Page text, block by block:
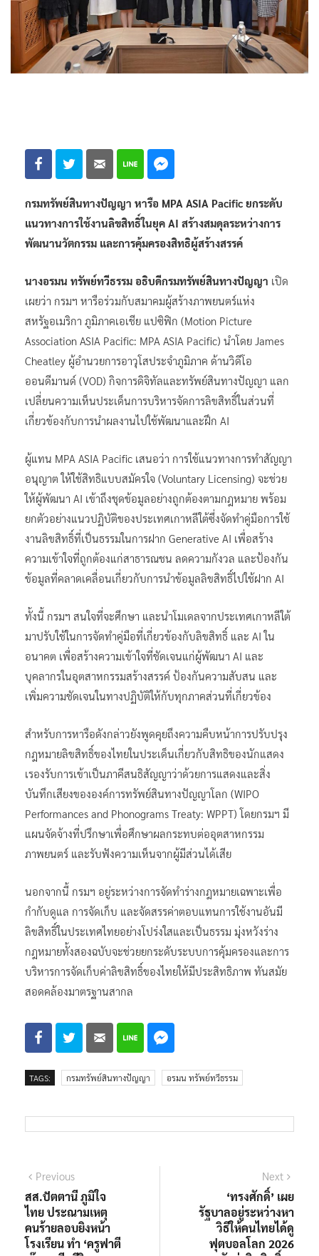
กรมทรัพย์สินทางปัญญา หารือ MPA ASIA Pacific ยกระดับ
แนวทางการใช้งานลิขสิทธิ์ในยุค AI สร้างสมดุลระหว่างการ
พัฒนานวัตกรรม และการคุ้มครองสิทธิผู้สร้างสรรค์
นางอรมน ทรัพย์ทวีธรรม อธิบดีกรมทรัพย์สินทางปัญญา เปิด
เผยว่า กรมฯ หารือร่วมกับสมาคมผู้สร้างภาพยนตร์แห่ง
สหรัฐอเมริกา ภูมิภาคเอเชีย แปซิฟิก (Motion Picture
Association ASIA Pacific: MPA ASIA Pacific) นําโดย James
Cheatley ผู้อํานวยการอาวุโสประจําภูมิภาค ด้านวิดีโอ
ออนดีมานด์ (VOD) กิจการดิจิทัลและทรัพย์สินทางปัญญา แลก
เปลี่ยนความเห็นประเด็นการบริหารจัดการลิขสิทธิ์ในส่วนที่
เกี่ยวข้องกับการนําผลงานไปใช้พัฒนาและฝึก AI
ผู้แทน MPA ASIA Pacific เสนอว่า การใช้แนวทางการทำสัญญา
อนุญาต ให้ใช้สิทธิแบบสมัครใจ (Voluntary Licensing) จะช่วย
ให้ผู้พัฒนา AI เข้าถึงชุดข้อมูลอย่างถูกต้องตามกฎหมาย พร้อม
ยกตัวอย่างแนวปฏิบัติของประเทศเกาหลีใต้ซึ่งจัดทำคู่มือการใช้
งานลิขสิทธิ์ที่เป็นธรรมในการฝาก Generative AI เพื่อสร้าง
ความเข้าใจที่ถูกต้องแก่สาธารณชน ลดความกังวล และป้องกัน
ข้อมูลที่คลาดเคลื่อนเกี่ยวกับการนําข้อมูลลิขสิทธิ์ไปใช้ฝาก AI
ทั้งนี้ กรมฯ สนใจที่จะศึกษา และนําโมเดลจากประเทศเกาหลีใต้
มาปรับใช้ในการจัดทำคู่มือที่เกี่ยวข้องกับลิขสิทธิ์ และ AI ใน
อนาคต เพื่อสร้างความเข้าใจที่ชัดเจนแก่ผู้พัฒนา AI และ
บุคลากรในอุตสาหกรรมสร้างสรรค์ ป้องกันความสับสน และ
เพิ่มความชัดเจนในทางปฏิบัติให้กับทุกภาคส่วนที่เกี่ยวข้อง
สำหรับการหารือดังกล่าวยังพูดคุยถึงความคืบหน้าการปรับปรุง
กฎหมายลิขสิทธิ์ของไทยในประเด็นเกี่ยวกับสิทธิของนักแสดง
เรองรับการเข้าเป็นภาคีสนธิสัญญาว่าด้วยการแสดงและสิ่ง
บันทึกเสียงขององค์การทรัพย์สินทางปัญญาโลก (WIPO
Performances and Phonograms Treaty: WPPT) โดยกรมฯ มี
แผนจัดจ้างที่ปรึกษาเพื่อศึกษาผลกระทบต่ออุตสาหกรรม
ภาพยนตร์ และรับฟังความเห็นจากผู้มีส่วนได้เสีย
นอกจากนี้ กรมฯ อยู่ระหว่างการจัดทำร่างกฎหมายเฉพาะเพื่อ
กำกับดูแล การจัดเก็บ และจัดสรรค่าตอบแทนการใช้งานอันมี
ลิขสิทธิ์ในประเทศไทยอย่างโปร่งใสและเป็นธรรม มุ่งหวังร่าง
กฎหมายทั้งสองฉบับจะช่วยยกระดับระบบการคุ้มครองและการ
บริหารการจัดเก็บค่าลิขสิทธิ์ของไทยให้มีประสิทธิภาพ ทันสมัย
สอดคล้องมาตรฐานสากล
TAGS: กรมทรัพย์สินทางปัญญา อรมน ทรัพย์ทวีธรรม
แนะแนว
เรื่อง
PreviousPrevious
post:
สส.ปัตตานี ภูมิใจ
ไทย ประณามเหตุ
คนร้ายลอบยิงหน้า
โรงเรียน ทำ ‘ครูฟาตี
Next
post:
‘ทรงศักดิ์’ เผย​
รัฐบาลอยู่ระหว่างหา
วิธีให้คนไทยได้ดู
ฟุตบอลโลก 2026